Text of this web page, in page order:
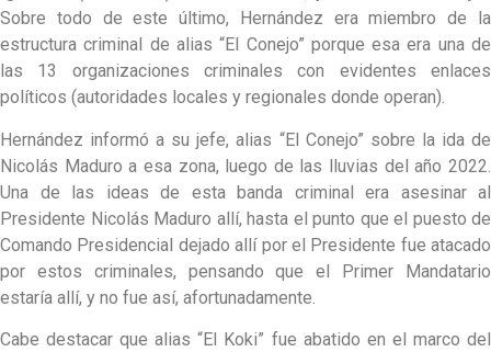
Sobre todo de este último, Hernández era miembro de la
estructura criminal de alias “El Conejo” porque esa era una de
las 13 organizaciones criminales con evidentes enlaces
políticos (autoridades locales y regionales donde operan).
Hernández informó a su jefe, alias “El Conejo” sobre la ida de
Nicolás Maduro a esa zona, luego de las lluvias del año 2022.
Una de las ideas de esta banda criminal era asesinar al
Presidente Nicolás Maduro allí, hasta el punto que el puesto de
Comando Presidencial dejado allí por el Presidente fue atacado
por estos criminales, pensando que el Primer Mandatario
estaría allí, y no fue así, afortunadamente.
Cabe destacar que alias “El Koki” fue abatido en el marco del